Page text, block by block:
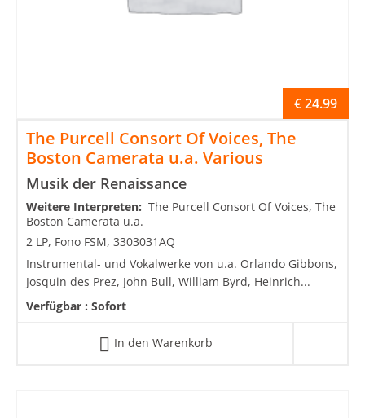
The Purcell Consort Of Voices, The
Boston Camerata u.a. Various
Musik der Renaissance
€24.99
Weitere Interpreten: The Purcell Consort Of Voices, The
Boston Camerata u.a.
2 LP, Fono FSM, 3303031AQ
Instrumental- und Vokalwerke von u.a. Orlando Gibbons,
Josquin des Prez, John Bull, William Byrd, Heinrich...
Verfügbar : Sofort
In den Warenkorb